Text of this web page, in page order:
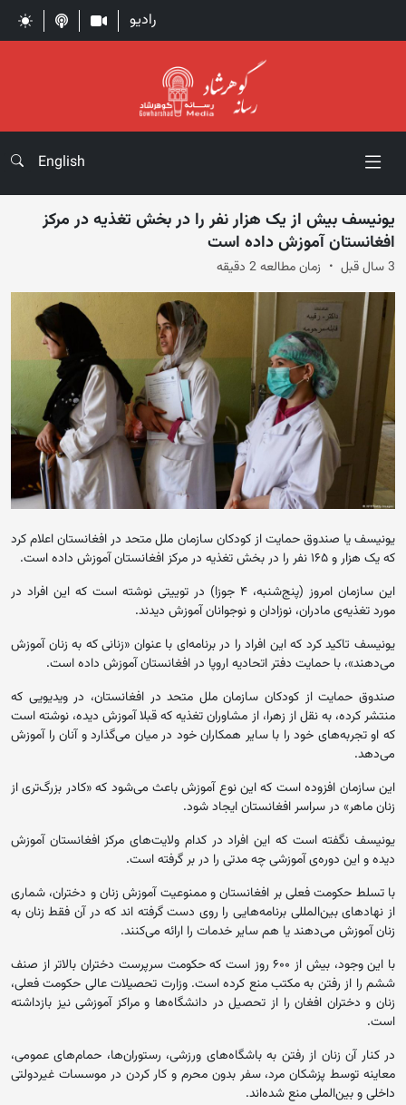
رادیو
English
یونیسف بیش از یک هزار نفر را در بخش تغذیه در مرکز
افغانستان آموزش داده است
3 سال قبل زمان مطالعه 2 دقیقه
یونیسف یا صندوق حمایت از کودکان سازمان ملل متحد در افغانستان اعلام کرد
که یک هزار و ۱۶۵ نفر را در بخش تغذیه در مرکز افغانستان آموزش داده است.
این سازمان امروز (پنج‌شنبه، ۴ جوزا) در توییتی نوشته است که این افراد در
مورد تغذیه‌ی مادران، نوزادان و نوجوانان آموزش دیدند.
یونیسف تاکید کرد که این افراد را در برنامه‌ای با عنوان «زنانی‌ که به زنان آموزش
می‌دهند»، با حمایت دفتر اتحادیه اروپا در افغانستان آموزش داده است.
صندوق حمایت از کودکان سازمان ملل متحد در افغانستان، در ویدیویی که
منتشر کرده، به نقل از زهرا، از مشاوران تغذیه که قبلا آموزش دیده، نوشته است
که او تجربه‌های خود را با سایر همکاران خود در میان می‌گذارد و آنان را آموزش
می‌دهد.
این سازمان افزوده است که این نوع آموزش باعث می‌شود که «کادر بزرگ‌تری از
زنان ماهر» در سراسر افغانستان ایجاد شود.
یونیسف نگفته است که این افراد در کدام ولایت‌های مرکز افغانستان آموزش
دیده و این دوره‌ی آموزشی چه مدتی را در بر گرفته است.
با تسلط حکومت فعلی بر افغانستان و ممنوعیت آموزش زنان و دختران، شماری
از نهادهای بین‌المللی برنامه‌هایی را روی دست گرفته اند که در آن فقط زنان به
زنان آموزش می‌دهند یا هم سایر خدمات را ارائه می‌کنند.
با این وجود، بیش از ۶۰۰ روز است که حکومت سرپرست دختران بالاتر از صنف
ششم را از رفتن به مکتب منع کرده‌ است. وزارت تحصیلات عالی حکومت فعلی،
زنان و دختران افغان را از تحصیل در دانشگاه‌ها و مراکز آموزشی نیز بازداشته
است.
در کنار آن زنان از رفتن به‌ باشگاه‌های ورزشی، رستوران‌ها، حمام‌های عمومی،
معاینه توسط پزشکان مرد، سفر بدون محرم و کار کردن در موسسات غیردولتی
داخلی و بین‌الملی منع شده‌اند.